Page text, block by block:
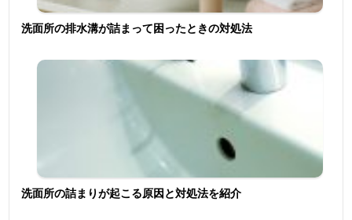
洗面所の排水溝が詰まって困ったときの対処法
洗面所の詰まりが起こる原因と対処法を紹介